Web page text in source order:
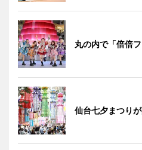
丸の内で「倍倍フ
仙台七夕まつり